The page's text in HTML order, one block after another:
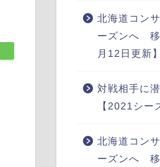
北海道コン
ーズンへ 移
月12日更新】
対戦相手に
【2021シー
北海道コン
ーズンへ 移